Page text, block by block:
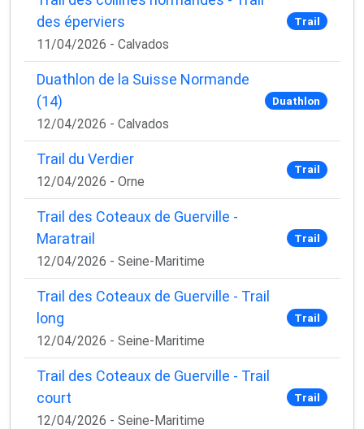
des éperviers
11/04/2026 - Calvados
Trail
Duathlon de la Suisse Normande
(14)
12/04/2026 - Calvados
Duathlon
Trail du Verdier
12/04/2026 - Orne
Trail
Trail des Coteaux de Guerville -
Maratrail
12/04/2026 - Seine-Maritime
Trail
Trail des Coteaux de Guerville - Trail
long
12/04/2026 - Seine-Maritime
Trail
Trail des Coteaux de Guerville - Trail
court
12/04/2026 - Seine-Maritime
Trail